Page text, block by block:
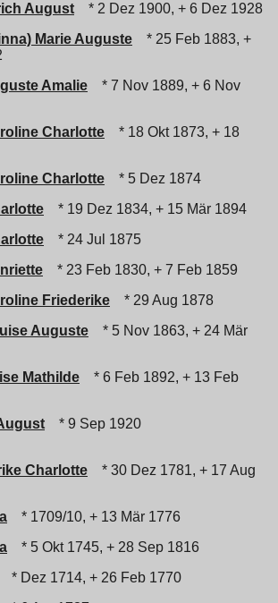
August
* 2 Dez 1900, + 6 Dez 1928
Marie Auguste
* 25 Feb 1883, +
Amalie
* 7 Nov 1889, + 6 Nov
Charlotte
* 18 Okt 1873, + 18
Charlotte
* 5 Dez 1874
* 19 Dez 1834, + 15 Mär 1894
* 24 Jul 1875
* 23 Feb 1830, + 7 Feb 1859
Friederike
* 29 Aug 1878
Auguste
* 5 Nov 1863, + 24 Mär
Mathilde
* 6 Feb 1892, + 13 Feb
* 9 Sep 1920
Charlotte
* 30 Dez 1781, + 17 Aug
* 1709/10, + 13 Mär 1776
* 5 Okt 1745, + 28 Sep 1816
* Dez 1714, + 26 Feb 1770